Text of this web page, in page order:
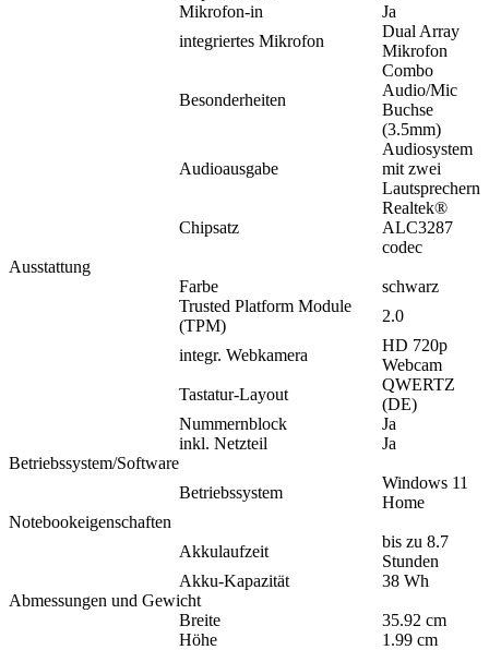
Mikrofon-in
Ja
integriertes Mikrofon
Dual Array
Mikrofon
Besonderheiten
Combo
Audio/Mic
Buchse
(3.5mm)
Audioausgabe
Audiosystem
mit zwei
Lautsprechern
Chipsatz
Realtek®
ALC3287
codec
Ausstattung
Farbe
schwarz
Trusted Platform Module
(TPM)
2.0
integr. Webkamera
HD 720p
Webcam
Tastatur-Layout
QWERTZ
(DE)
Nummernblock
Ja
inkl. Netzteil
Ja
Betriebssystem/Software
Betriebssystem
Windows 11
Home
Notebookeigenschaften
Akkulaufzeit
bis zu 8.7
Stunden
Akku-Kapazität
38 Wh
Abmessungen und Gewicht
Breite
35.92 cm
Höhe
1.99 cm